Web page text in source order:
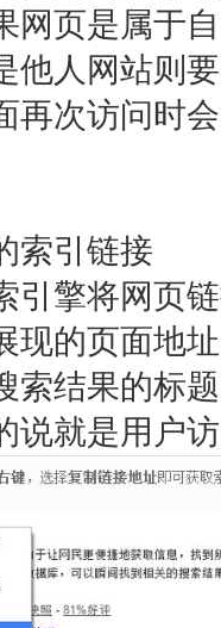
网页是属于
他人网站则
再次访问时
索引链接
擎将网页
现的页面地
索结果的标
说就是用户